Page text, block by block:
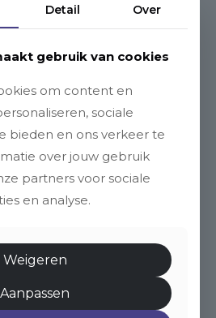
Detail Over
gebruik van cookies
om content en
sociale
bieden en ons verkeer te
over jouw gebruik
partners voor sociale
en analyse.
Weigeren
Aanpassen